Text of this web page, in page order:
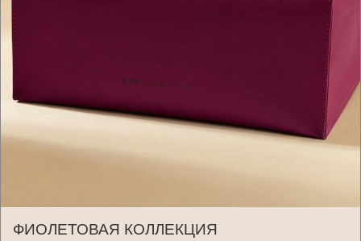
ФИОЛЕТОВАЯ КОЛЛЕКЦИЯ